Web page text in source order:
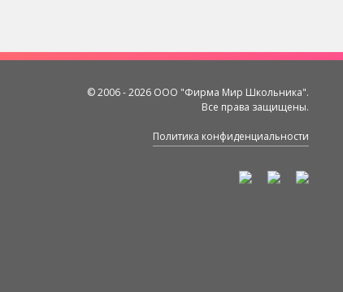
© 2006 - 2026 ООО "Фирма Мир Школьника".
Все права защищены.
Политика конфиденциальности